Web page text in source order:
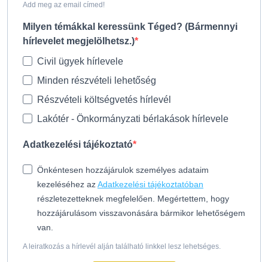
Add meg az email címed!
Milyen témákkal keressünk Téged? (Bármennyi
hírlevelet megjelölhetsz.)
Civil ügyek hírlevele
Minden részvételi lehetőség
Részvételi költségvetés hírlevél
Lakótér - Önkormányzati bérlakások hírlevele
Adatkezelési tájékoztató
Önkéntesen hozzájárulok személyes adataim
kezeléséhez azAdatkezelési tájékoztatóban
részletezetteknek megfelelően. Megértettem, hogy
hozzájárulásom visszavonására bármikor lehetőségem
van.
A leiratkozás a hírlevél alján található linkkel lesz lehetséges.